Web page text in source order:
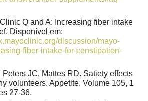
Q and A: Increasing fiber intake
Disponível em:
discussion/mayo-
fiber-intake-for-constipation-
Peters JC, Mattes RD. Satiety effects
volunteers. Appetite. Volume 105, 1
27-36.